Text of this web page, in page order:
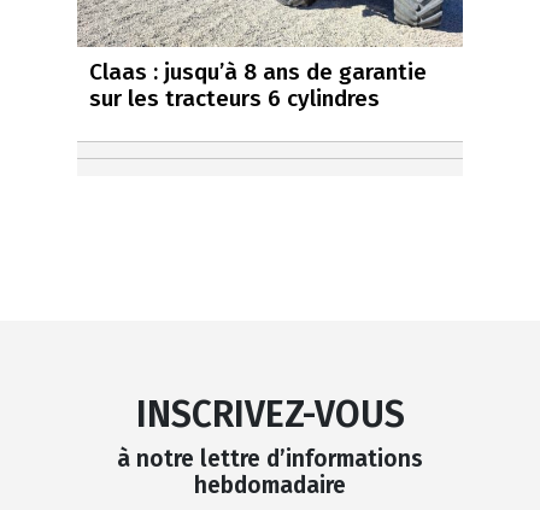
Claas : jusqu’à 8 ans de garantie
sur les tracteurs 6 cylindres
INSCRIVEZ-VOUS
à notre lettre d’informations
hebdomadaire